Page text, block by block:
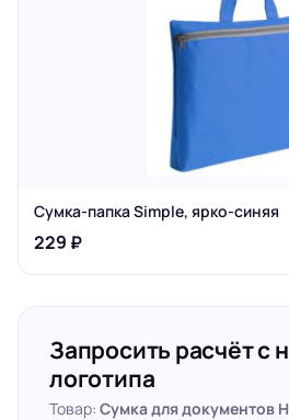
Сумка-папка Simple, ярко-синяя
229 ₽
Запросить расчёт с
логотипа
Товар: Сумка для документов